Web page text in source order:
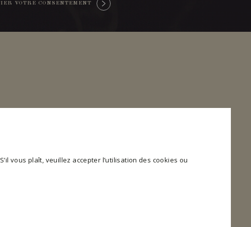
vous plaît, veuillez accepter l’utilisation des cookies ou
VOTRE CONSENTEMENT